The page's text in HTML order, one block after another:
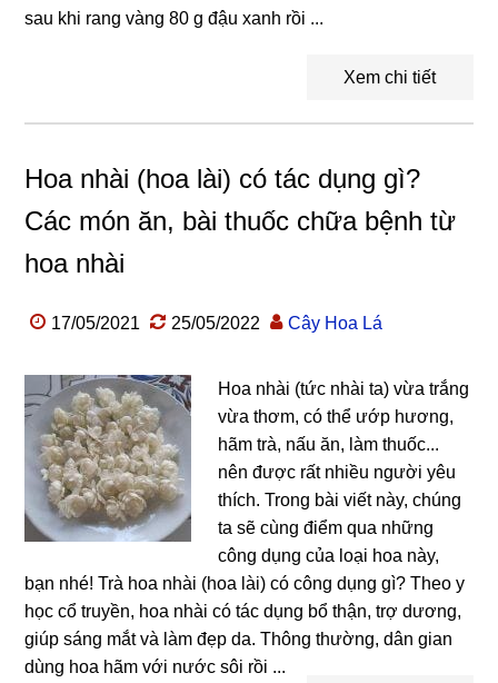
sau khi rang vàng 80 g đậu xanh rồi ...
Xem chi tiết
Hoa nhài (hoa lài) có tác dụng gì?
Các món ăn, bài thuốc chữa bệnh từ
hoa nhài
17/05/2021 25/05/2022 Cây Hoa Lá
Hoa nhài (tức nhài ta) vừa trắng
vừa thơm, có thể ướp hương,
hãm trà, nấu ăn, làm thuốc...
nên được rất nhiều người yêu
thích. Trong bài viết này, chúng
ta sẽ cùng điểm qua những
công dụng của loại hoa này,
bạn nhé! Trà hoa nhài (hoa lài) có công dụng gì? Theo y
học cổ truyền, hoa nhài có tác dụng bổ thận, trợ dương,
giúp sáng mắt và làm đẹp da. Thông thường, dân gian
dùng hoa hãm với nước sôi rồi ...